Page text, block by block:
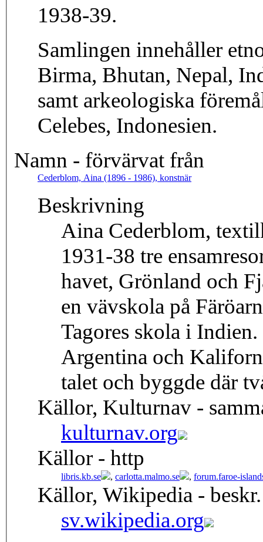
1938-39.
Samlingen innehåller
Birma, Bhutan, Nepal,
samt arkeologiska
Celebes, Indonesien.
Namn - förvärvat från
Cederblom, Aina (1896 - 1986), konstnär
Beskrivning
Aina Cederblom,
1931-38 tre
havet, Grönland och
en vävskola på
Tagores skola i
Argentina och
talet och byggde där
Källor, Kulturnav -
kulturnav.org
Källor - http
libris.kb.se , carlotta.malmo.se , forum.faroe-
Källor, Wikipedia -
sv.wikipedia.org